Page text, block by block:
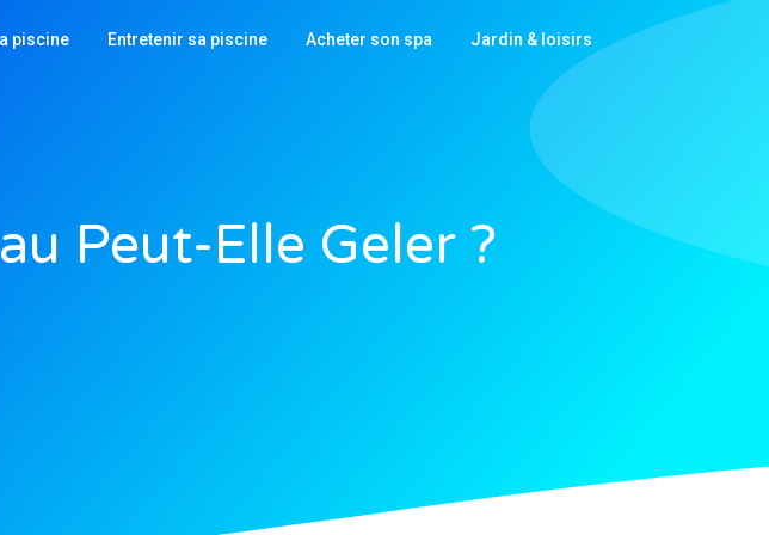
piscine Entretenir sa piscine Acheter son spa Jardin & loisirs
Peut-Elle Geler ?